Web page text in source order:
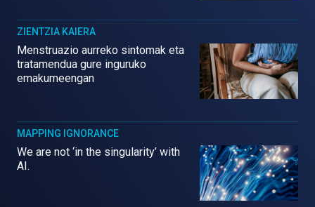
ZIENTZIA KAIERA
Menstruazio aurreko sintomak eta
tratamendua gure inguruko
emakumeengan
MAPPING IGNORANCE
We are not ‘in the singularity’ with
AI.